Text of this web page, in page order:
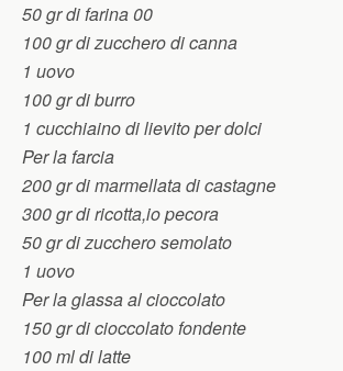
50 gr di farina 00
100 gr di zucchero di canna
1 uovo
100 gr di burro
1 cucchiaino di lievito per dolci
Per la farcia
200 gr di marmellata di castagne
300 gr di ricotta,io pecora
50 gr di zucchero semolato
1 uovo
Per la glassa al cioccolato
150 gr di cioccolato fondente
100 ml di latte